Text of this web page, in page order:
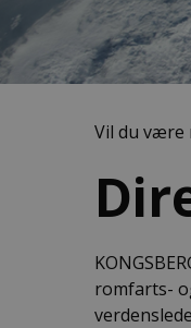
Vil du være
romfarts-